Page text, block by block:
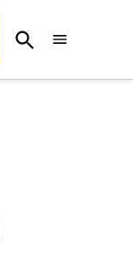
Open
Search